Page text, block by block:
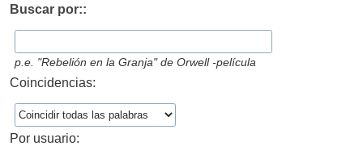
Buscar por::
p.e. "Rebelión en la Granja" de Orwell -película
Coincidencias:
Por usuario: